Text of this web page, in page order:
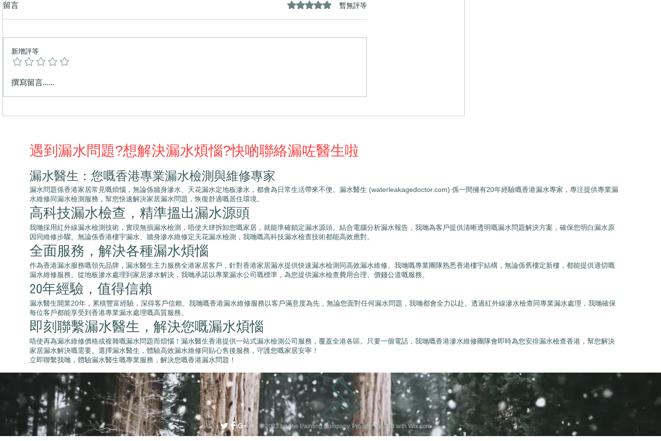
打風落雨窗台漏水好頭痛？漏
留言 評等為 0（最高為 5 顆星）。
暫無評等
新增評等
撰寫留言......
遇到漏水問題?想解決漏水煩惱?快啲聯絡漏咗醫生啦
漏水醫生：您嘅香港專業漏水檢測與維修專家
漏水問題係香港家居常見嘅煩惱，無論係牆身滲水、天花漏水定地板滲水，都會為日常生活帶來不便。漏水醫生 (waterleakagedoctor.com) 係一間擁有20年經驗嘅香港漏水專家，專注提供專業漏
水維修同漏水檢測服務，幫您快速解決家居漏水問題，恢復舒適嘅居住環境。
高科技漏水檢查，精準搵出漏水源頭
我哋採用紅外線漏水檢測技術，實現無損漏水檢測，唔使大肆拆卸您嘅家居，就能準確鎖定漏水源頭。結合電腦分析漏水報告，我哋為客戶提供清晰透明嘅漏水問題解決方案，確保您明白漏水原
因同維修步驟。無論係香港樓宇漏水、牆身滲水維修定天花漏水檢測，我哋嘅高科技漏水檢查技術都能高效應對。
全面服務，解決各種漏水煩惱
作為香港漏水服務嘅領先品牌，漏水醫生主力服務全港家居客戶，針對香港家居漏水提供快速漏水檢測同高效漏水維修。我哋嘅專業團隊熟悉香港樓宇結構，無論係舊樓定新樓，都能提供適切嘅
漏水維修服務。從地板滲水處理到家居滲水解決，我哋承諾以專業漏水公司嘅標準，為您提供漏水檢查費用合理、價錢公道嘅服務。
20年經驗，值得信賴
漏水醫生開業20年，累積豐富經驗，深得客戶信賴。我哋嘅香港漏水維修服務以客戶滿意度為先，無論您面對任何漏水問題，我哋都會全力以赴。透過紅外線滲水檢查同專業漏水處理，我哋確保
每位客戶都能享受到香港專業漏水處理嘅高質服務。
即刻聯繫漏水醫生，解決您嘅漏水煩惱
唔使再為漏水維修價格或複雜嘅漏水問題而煩惱！漏水醫生香港提供一站式漏水檢測公司服務，覆蓋全港各區。只要一個電話，我哋嘅香港滲水維修團隊會即時為您安排漏水檢查香港，幫您解決
家居漏水解決嘅需要。選擇漏水醫生，體驗高效漏水維修同貼心售後服務，守護您嘅家居安寧！
立即聯繫我哋，體驗漏水醫生嘅專業服務，解決您嘅香港漏水問題！
© 2023 by The Painting Company. Proudly created with Wix.com